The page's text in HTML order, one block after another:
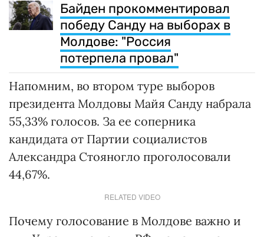
Байден прокомментировал
победу Санду на выборах в
Молдове: "Россия
потерпела провал"
Напомним, во втором туре выборов
президента Молдовы Майя Санду набрала
55,33% голосов. За ее соперника
кандидата от Партии социалистов
Александра Стояногло проголосовали
44,67%.
RELATED VIDEO
Почему голосование в Молдове важно и